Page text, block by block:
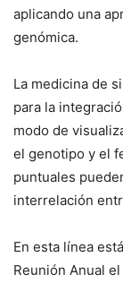
aplicando una
genómica.
La medicina de
para la
modo de
el genotipo y el
puntuales
interrelación
En esta línea
Reunión Anual